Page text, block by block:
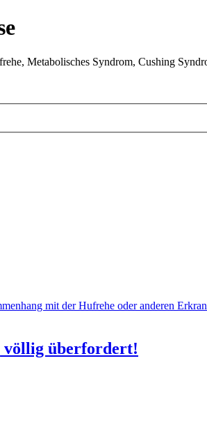
Metabolisches Syndrom, Cushing
mit der Hufrehe oder anderen
völlig überfordert!